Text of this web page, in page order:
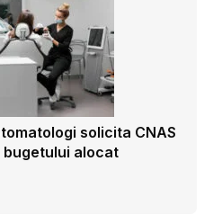
solicita CNAS
alocat